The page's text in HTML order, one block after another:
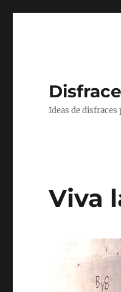
Ideas de disfraces
Viva